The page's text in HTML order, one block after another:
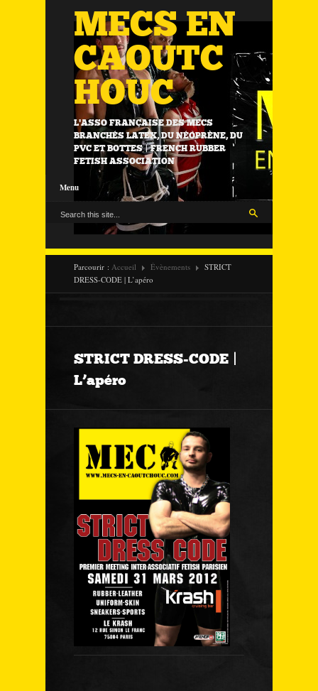
MECS EN
CAOUTC
HOUC
L'ASSO FRANÇAISE DES MECS
BRANCHÉS LATEX, DU NÉOPRÈNE, DU
PVC ET BOTTES | FRENCH RUBBER
FETISH ASSOCIATION
Menu
Parcourir : Accueil Évènements
STRICT
DRESS-CODE | L’apéro
STRICT DRESS-CODE |
L’apéro